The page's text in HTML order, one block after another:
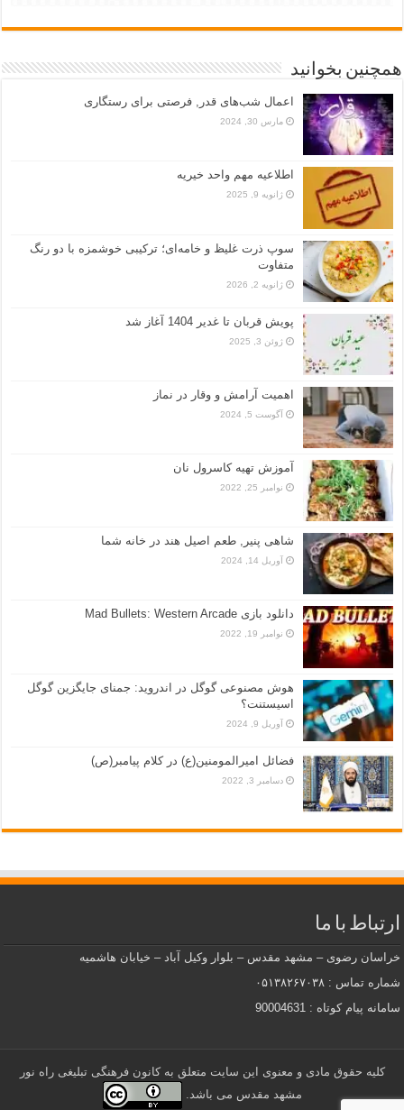
همچنین بخوانید
اعمال شب‌های قدر, فرصتی برای رستگاری
مارس 30, 2024
اطلاعیه مهم واحد خیریه
ژانویه 9, 2025
سوپ ذرت غلیظ و خامه‌ای؛ ترکیبی خوشمزه با دو رنگ
متفاوت
ژانویه 2, 2026
پویش قربان تا غدیر 1404 آغاز شد
ژوئن 3, 2025
اهمیت آرامش و وقار در نماز
آگوست 5, 2024
آموزش تهیه کاسرول نان
نوامبر 25, 2022
شاهی پنیر, طعم اصیل هند در خانه شما
آوریل 14, 2024
دانلود بازی Mad Bullets: Western Arcade
نوامبر 19, 2022
هوش مصنوعی گوگل در اندروید: جمنای جایگزین گوگل
اسیستنت؟
آوریل 9, 2024
فضائل امیرالمومنین(ع) در کلام پیامبر(ص)
دسامبر 3, 2022
ارتباط با ما
خراسان رضوی – مشهد مقدس – بلوار وکیل آباد – خیابان هاشمیه
شماره تماس : ۰۵۱۳۸۲۶۷۰۳۸
سامانه پیام کوتاه : 90004631
کلیه حقوق مادی و معنوی این سایت متعلق به کانون فرهنگی تبلیغی راه نور
مشهد مقدس می باشد.